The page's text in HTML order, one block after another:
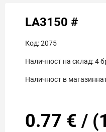
LA3150 #
Код:2075
Наличност на склад:4
Наличност в
0.77 € / (